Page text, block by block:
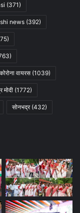
(371)
news (392)
कोरोना वायरस (1039)
मोदी (1772)
सोनभद्र(432)